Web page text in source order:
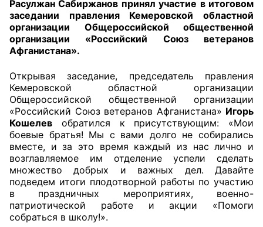
ОБРАТНАЯ СВЯЗЬ
Главная
Общественные советы
Общественные советы при территориальных
органах федеральных органов
исполнительной власти
Общественные советы по проведению
Расулжан Сабиржанов принял участие в итоговом
заседании правления Кемеровской областной
организации Общероссийской общественной
организации «Российский Союз ветеранов
Афганистана».
Открывая заседание, председатель правления
Кемеровской областной организации
Общероссийской общественной организации
«Российский Союз ветеранов Афганистана» Игорь
Кошелев обратился к присутствующим: «Мои
боевые братья! Мы с вами долго не собирались
вместе, и за это время каждый из нас лично и
возглавляемое им отделение успели сделать
множество добрых и важных дел. Давайте
подведем итоги плодотворной работы по участию
в праздничных мероприятиях, военно-
патриотической работе и акции «Помоги
собраться в школу!».